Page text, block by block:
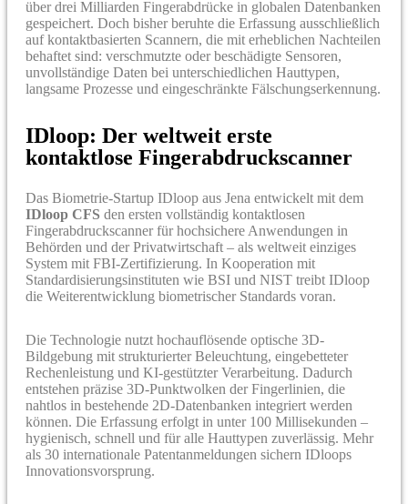
über drei Milliarden Fingerabdrücke in globalen Datenbanken
gespeichert. Doch bisher beruhte die Erfassung ausschließlich
auf kontaktbasierten Scannern, die mit erheblichen Nachteilen
behaftet sind: verschmutzte oder beschädigte Sensoren,
unvollständige Daten bei unterschiedlichen Hauttypen,
langsame Prozesse und eingeschränkte Fälschungserkennung.
IDloop: Der weltweit erste
kontaktlose Fingerabdruckscanner
Das Biometrie-Startup IDloop aus Jena entwickelt mit dem
IDloop CFS den ersten vollständig kontaktlosen
Fingerabdruckscanner für hochsichere Anwendungen in
Behörden und der Privatwirtschaft – als weltweit einziges
System mit FBI-Zertifizierung. In Kooperation mit
Standardisierungsinstituten wie BSI und NIST treibt IDloop
die Weiterentwicklung biometrischer Standards voran.
Die Technologie nutzt hochauflösende optische 3D-
Bildgebung mit strukturierter Beleuchtung, eingebetteter
Rechenleistung und KI-gestützter Verarbeitung. Dadurch
entstehen präzise 3D-Punktwolken der Fingerlinien, die
nahtlos in bestehende 2D-Datenbanken integriert werden
können. Die Erfassung erfolgt in unter 100 Millisekunden –
hygienisch, schnell und für alle Hauttypen zuverlässig. Mehr
als 30 internationale Patentanmeldungen sichern IDloops
Innovationsvorsprung.